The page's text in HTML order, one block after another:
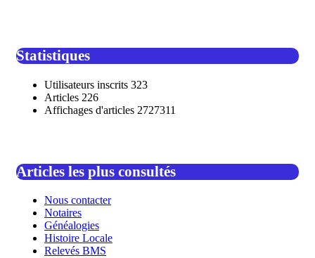
Statistiques
Utilisateurs inscrits 323
Articles 226
Affichages d'articles 2727311
Articles les plus consultés
Nous contacter
Notaires
Généalogies
Histoire Locale
Relevés BMS